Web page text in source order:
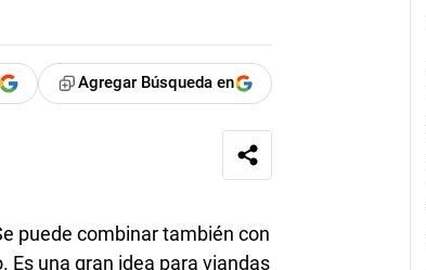
Agregar Búsqueda en
puede combinar también con
Es una gran idea para viandas